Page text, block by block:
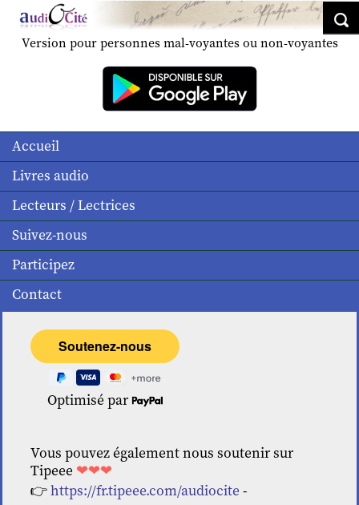
Version pour personnes mal-voyantes ou non-voyantes
Accueil
Livres audio
Lecteurs / Lectrices
Suivez-nous
Participez
Contact
Optimisé par
Vous pouvez également nous soutenir sur
Tipeee ❤❤❤
👉https://fr.tipeee.com/audiocite -